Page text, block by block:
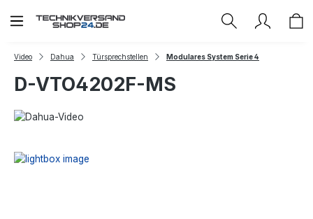
Zum Hauptinhalt springen
Video Dahua Türsprechstellen Modulares System Serie 4
D-VTO4202F-MS